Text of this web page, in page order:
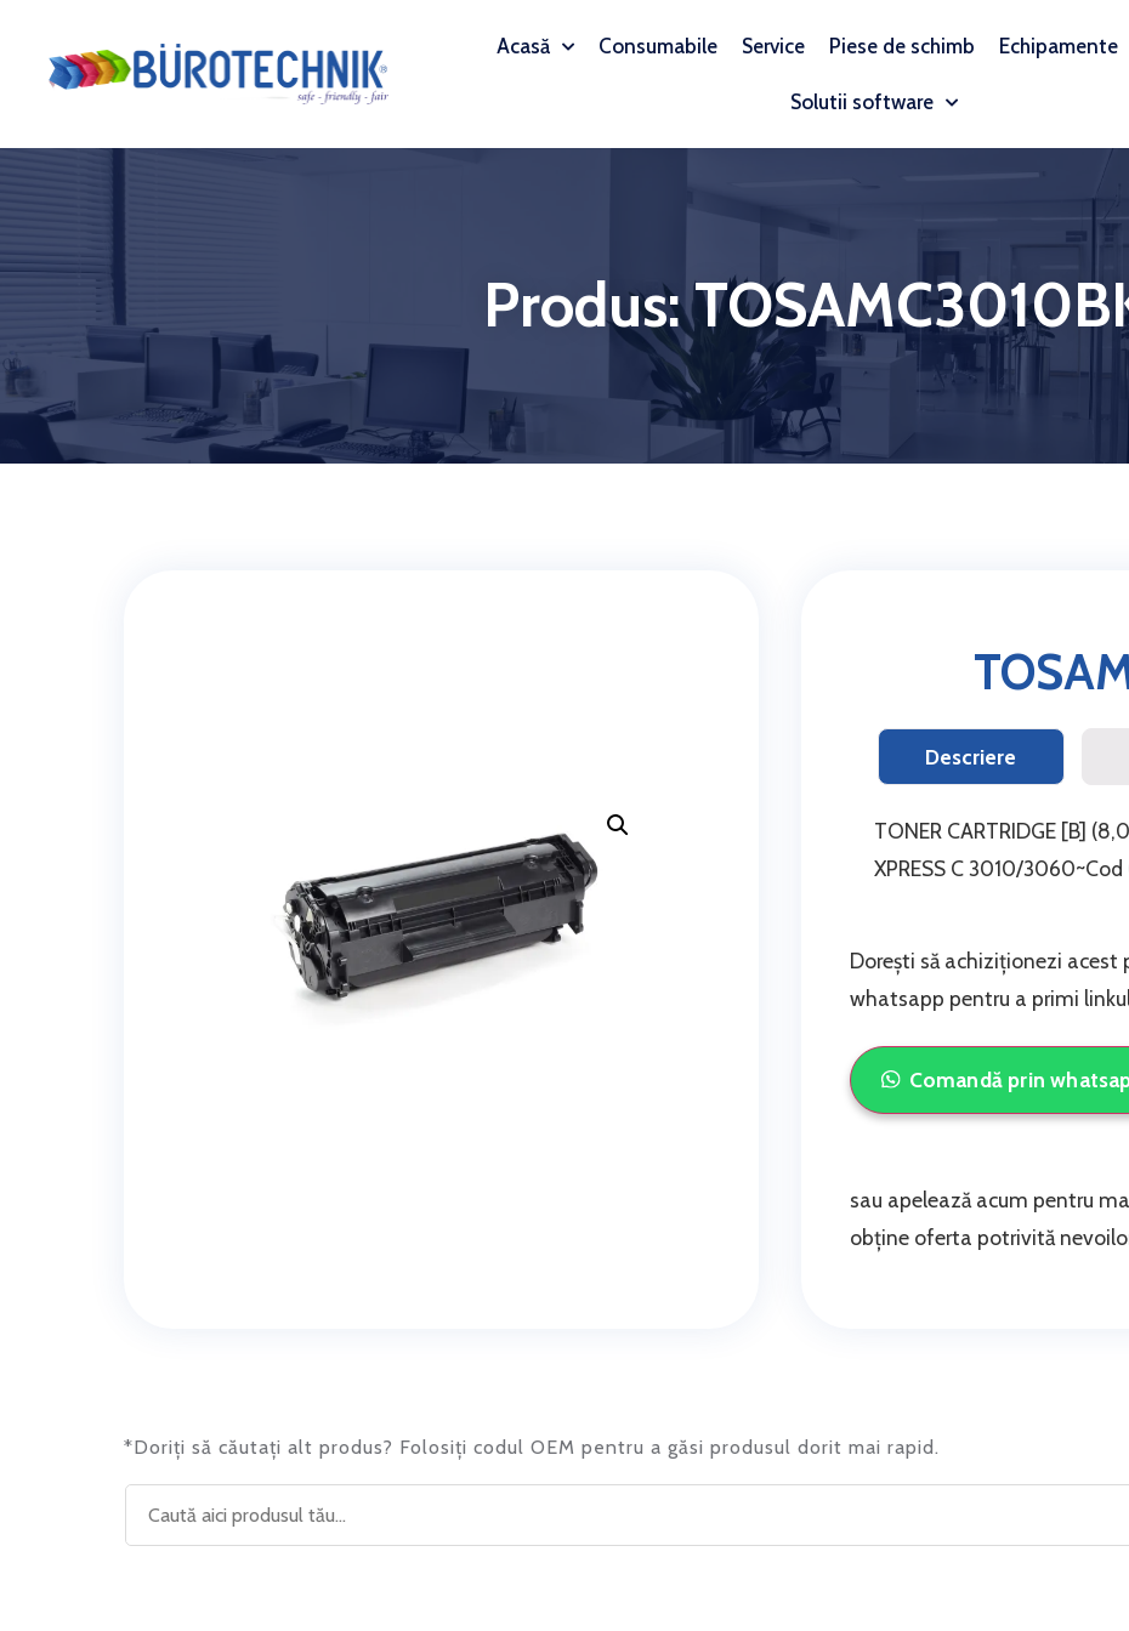
Acasă Consumabile Service Piese de schimb Echipamente
Solutii software
Produs:
Descriere
TONER CARTRIDGE [B]
XPRESS C 3010/
Dorești să achiziționezi acest
whatsapp pentru a primi
Comandă prin
sau apelează acum pentru
obține oferta potrivită
*Doriți să căutați alt produs? Folosiți codul OEM pentru a găsi produsul dorit mai rapid.